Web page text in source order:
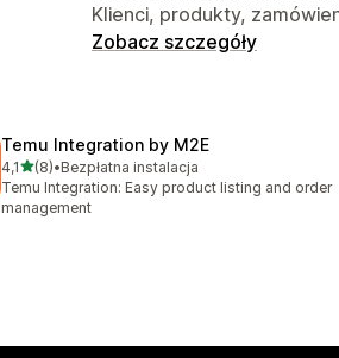
Klienci, produkty,
Zobacz szczegóły
Temu Integration by M2E
4,1na 5 gwiazdek
(8)
Łączna liczba recenzji: 8
•Bezpłatna instalacja
Temu Integration: Easy product listing and order
management